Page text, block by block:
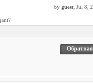
by guest , Jul 8,
Обратная